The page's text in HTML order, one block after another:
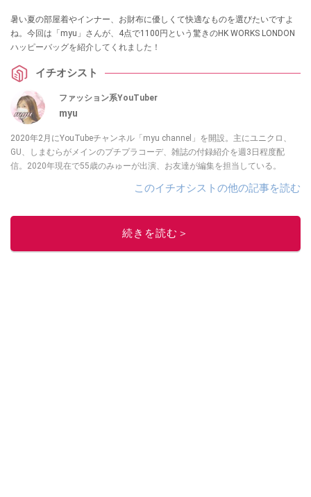
暑い夏の部屋着やインナー、お財布に優しくて快適なものを選びたいですよ
ね。今回は「myu」さんが、4点で1100円という驚きのHK WORKS LONDON
ハッピーバッグを紹介してくれました！
イチオシスト
ファッション系YouTuber
myu
2020年2月にYouTubeチャンネル「myu channel」を開設。主にユニクロ、
GU、しまむらがメインのプチプラコーデ、雑誌の付録紹介を週3日程度配
信。2020年現在で55歳のみゅーが出演、お友達が編集を担当している。
このイチオシストの他の記事を読む
続きを読む＞